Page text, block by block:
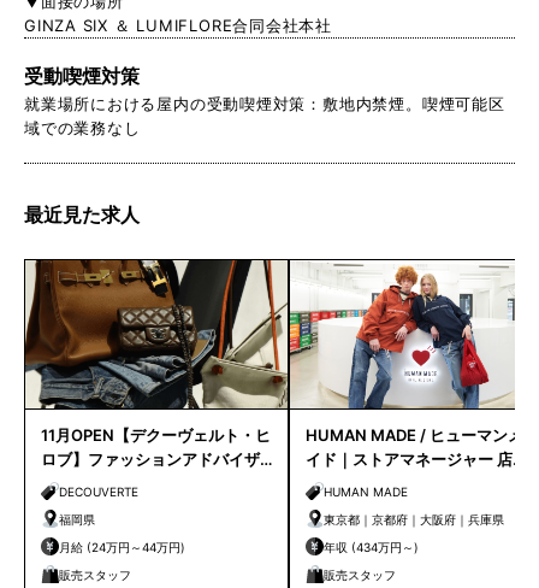
GINZA SIX ＆ LUMIFLORE合同会社本社
受動喫煙対策
就業場所における屋内の受動喫煙対策：敷地内禁煙。喫煙可能区
域での業務なし
最近見た求人
11月OPEN【デクーヴェルト・ヒ
ロブ】ファッションアドバイザ
ー｜天神店
DECOUVERTE
福岡県
月給 (24万円～44万円)
販売スタッフ
HUMAN MADE / ヒューマンメ
イド｜ストアマネージャー 店長
候補HUMAN MADE
東京都｜京都府｜大阪府｜兵庫県
年収 (434万円～)
販売スタッフ